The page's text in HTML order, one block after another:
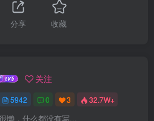
分享 收藏
关注
5942 0 3 32.7W+
懒，什么都没有写...